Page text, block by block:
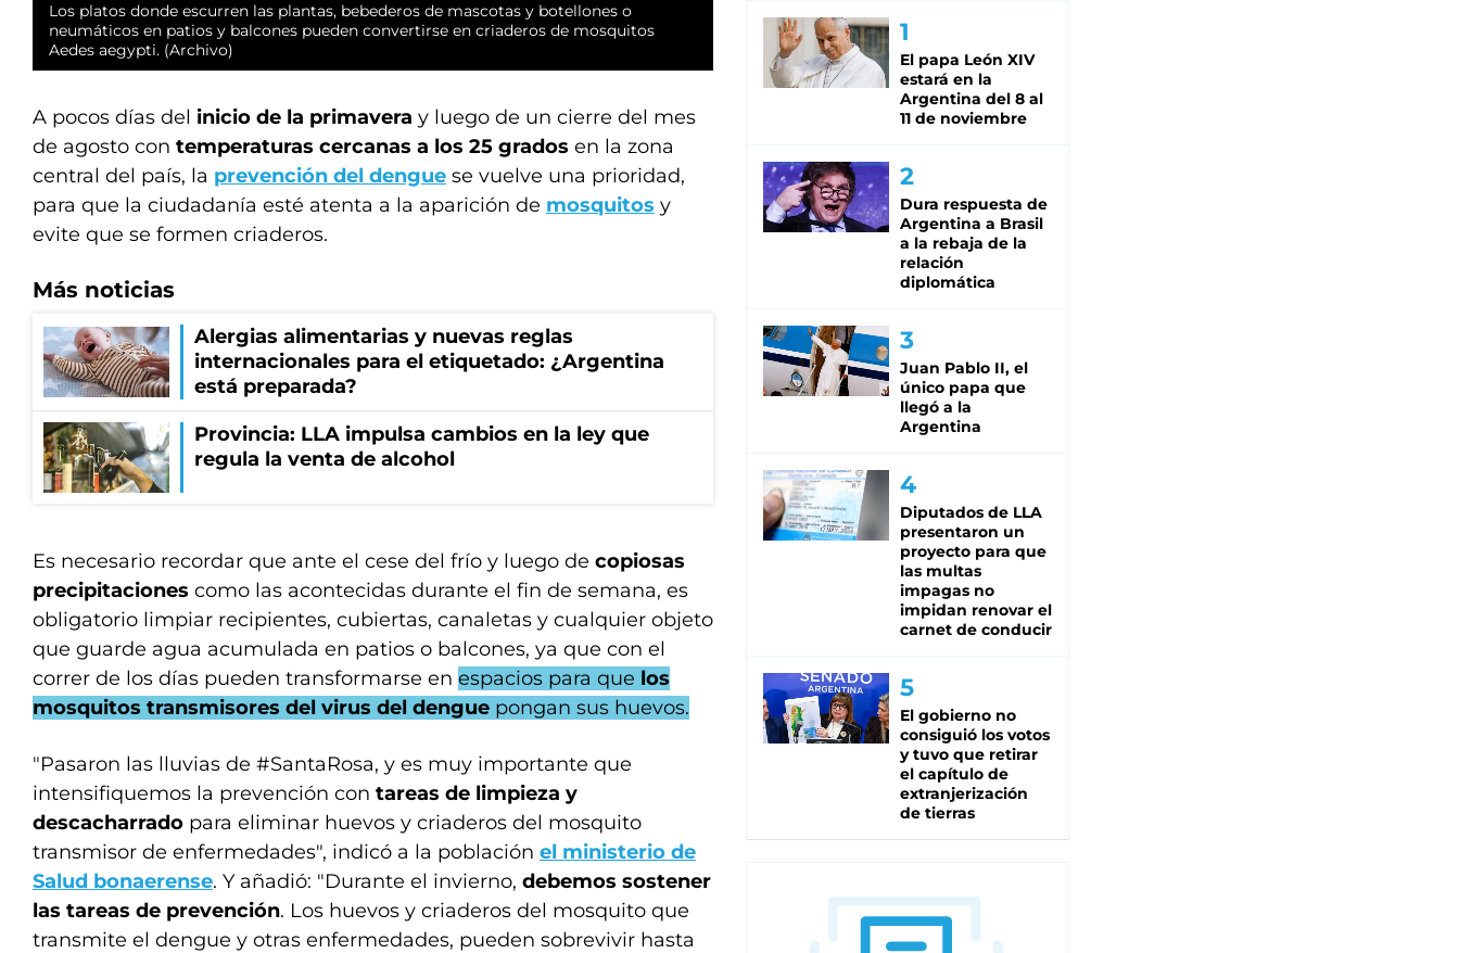
Los platos donde escurren las plantas, bebederos de mascotas y botellones o
neumáticos en patios y balcones pueden convertirse en criaderos de mosquitos
Aedes aegypti. (Archivo)
A pocos días del inicio de la primavera y luego de un cierre del mes
de agosto con temperaturas cercanas a los 25 grados en la zona
central del país, la prevención del dengue se vuelve una prioridad,
para que la ciudadanía esté atenta a la aparición de mosquitos y
evite que se formen criaderos.
Más noticias
Alergias alimentarias y nuevas reglas
internacionales para el etiquetado: ¿Argentina
está preparada?
Provincia: LLA impulsa cambios en la ley que
regula la venta de alcohol
Es necesario recordar que ante el cese del frío y luego de copiosas
precipitaciones como las acontecidas durante el fin de semana, es
obligatorio limpiar recipientes, cubiertas, canaletas y cualquier objeto
que guarde agua acumulada en patios o balcones, ya que con el
correr de los días pueden transformarse en espacios para que los
mosquitos transmisores del virus del dengue pongan sus huevos.
"Pasaron las lluvias de #SantaRosa, y es muy importante que
intensifiquemos la prevención con tareas de limpieza y
descacharrado para eliminar huevos y criaderos del mosquito
transmisor de enfermedades", indicó a la población el ministerio de
Salud bonaerense. Y añadió: "Durante el invierno, debemos sostener
las tareas de prevención. Los huevos y criaderos del mosquito que
transmite el dengue y otras enfermedades, pueden sobrevivir hasta
El papa León XIV
estará en la
Argentina del 8 al
11 de noviembre
Dura respuesta de
Argentina a Brasil
a la rebaja de la
relación
diplomática
Juan Pablo II, el
único papa que
llegó a la
Argentina
Diputados de LLA
presentaron un
proyecto para que
las multas
impagas no
impidan renovar el
carnet de conducir
El gobierno no
consiguió los votos
y tuvo que retirar
el capítulo de
extranjerización
de tierras